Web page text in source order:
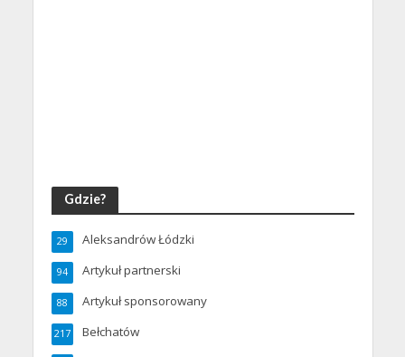
Gdzie?
Aleksandrów Łódzki
29
Artykuł partnerski
94
Artykuł sponsorowany
88
Bełchatów
217